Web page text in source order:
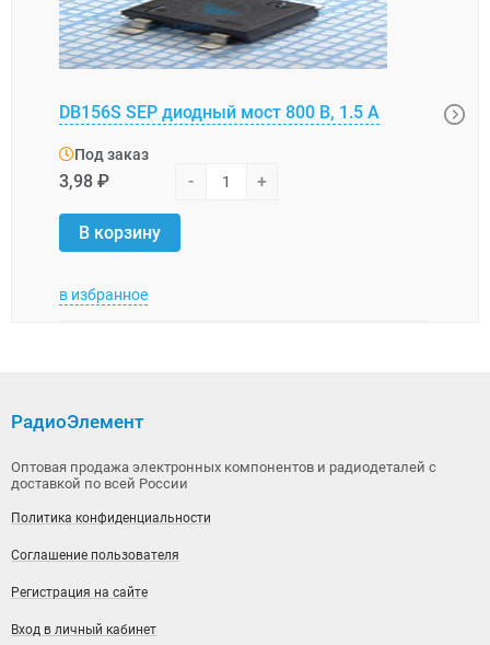
DB156S SEP диодный мост 800 В, 1.5 А
Под заказ
3,98 ₽ - +
В корзину
в избранное
В,
РадиоЭлемент
Оптовая продажа электронных компонентов и радиодеталей с
доставкой по всей России
Политика конфиденциальности
Соглашение пользователя
Регистрация на сайте
Вход в личный кабинет